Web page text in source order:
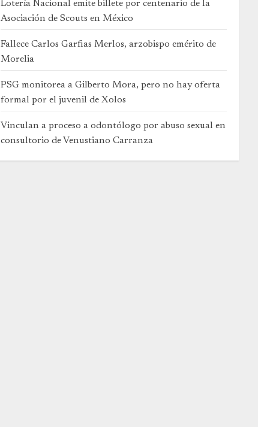
Lotería Nacional emite billete por centenario de la
Asociación de Scouts en México
Fallece Carlos Garfias Merlos, arzobispo emérito de
Morelia
PSG monitorea a Gilberto Mora, pero no hay oferta
formal por el juvenil de Xolos
Vinculan a proceso a odontólogo por abuso sexual en
consultorio de Venustiano Carranza